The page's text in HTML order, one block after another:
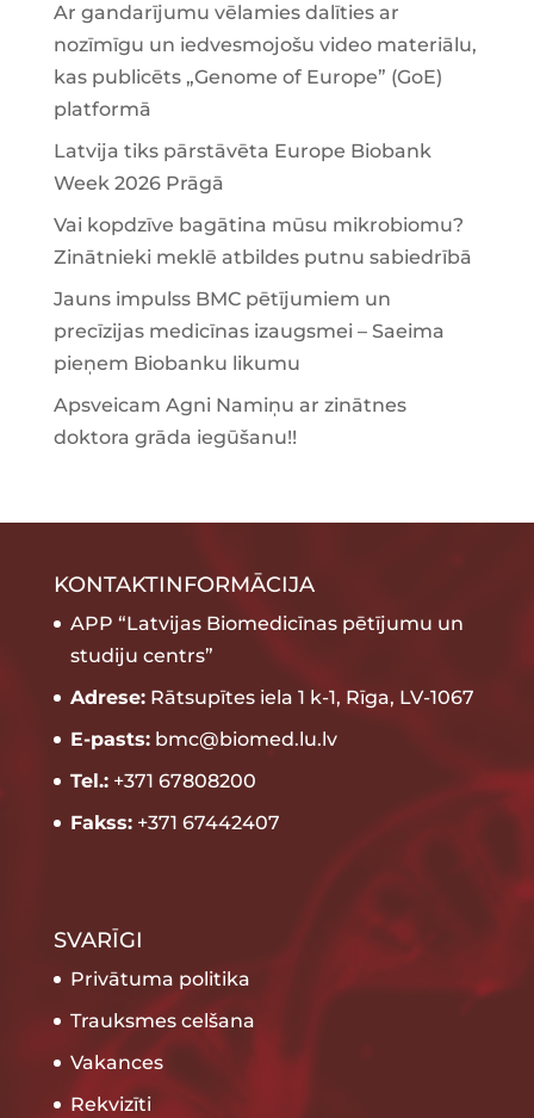
Ar gandarījumu vēlamies dalīties ar
nozīmīgu un iedvesmojošu video materiālu,
kas publicēts „Genome of Europe” (GoE)
platformā
Latvija tiks pārstāvēta Europe Biobank
Week 2026 Prāgā
Vai kopdzīve bagātina mūsu mikrobiomu?
Zinātnieki meklē atbildes putnu sabiedrībā
Jauns impulss BMC pētījumiem un
precīzijas medicīnas izaugsmei – Saeima
pieņem Biobanku likumu
Apsveicam Agni Namiņu ar zinātnes
doktora grāda iegūšanu!!
KONTAKTINFORMĀCIJA
APP “Latvijas Biomedicīnas pētījumu un
studiju centrs”
Adrese:Rātsupītes iela 1 k-1, Rīga, LV-1067
E-pasts:bmc@biomed.lu.lv
Tel.:+371 67808200
Fakss:+371 67442407
SVARĪGI
Privātuma politika
Trauksmes celšana
Vakances
Rekvizīti